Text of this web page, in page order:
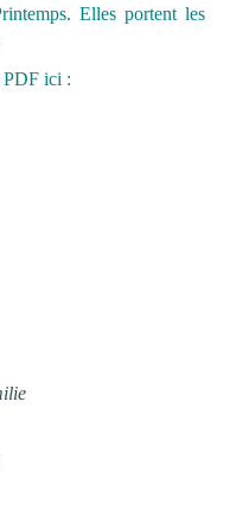
Elles portent les
PDF ici :